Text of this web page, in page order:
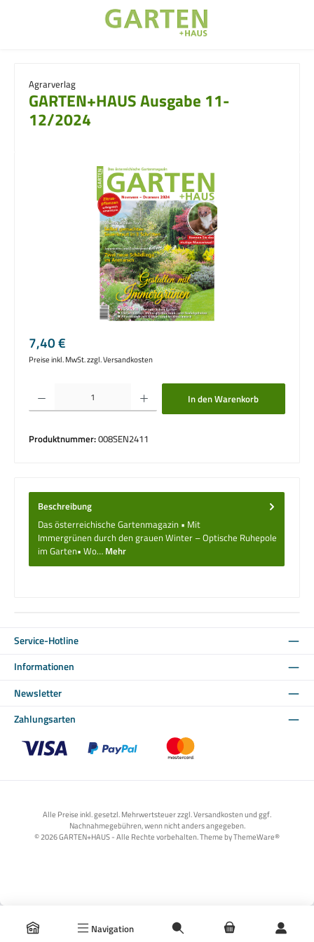
Navigation
Agrarverlag
GARTEN+HAUS Ausgabe 11-
12/2024
Bildergalerie überspringen
Regulärer Preis:
7,40 €
Preise inkl. MwSt. zzgl. Versandkosten
Produkt Anzahl: Gib den gewünschten Wert ein oder benutze die Schaltflächen um
In den Warenkorb
Produktnummer:008SEN2411
Beschreibung
Das österreichische Gartenmagazin • Mit
Immergrünen durch den grauen Winter – Optische Ruhepole
im Garten• Wo… Mehr
Service-Hotline
Informationen
Newsletter
Zahlungsarten
Alle Preise inkl. gesetzl. Mehrwertsteuer zzgl. Versandkosten und ggf.
Nachnahmegebühren, wenn nicht anders angegeben.
© 2026 GARTEN+HAUS - Alle Rechte vorbehalten. Theme byThemeWare®